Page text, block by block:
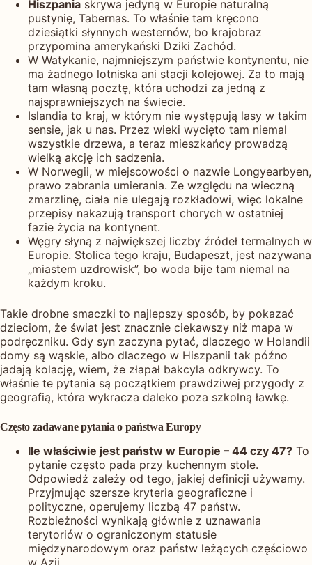
Hiszpania skrywa jedyną w Europie naturalną
pustynię, Tabernas. To właśnie tam kręcono
dziesiątki słynnych westernów, bo krajobraz
przypomina amerykański Dziki Zachód.
W Watykanie, najmniejszym państwie kontynentu, nie
ma żadnego lotniska ani stacji kolejowej. Za to mają
tam własną pocztę, która uchodzi za jedną z
najsprawniejszych na świecie.
Islandia to kraj, w którym nie występują lasy w takim
sensie, jak u nas. Przez wieki wycięto tam niemal
wszystkie drzewa, a teraz mieszkańcy prowadzą
wielką akcję ich sadzenia.
W Norwegii, w miejscowości o nazwie Longyearbyen,
prawo zabrania umierania. Ze względu na wieczną
zmarzlinę, ciała nie ulegają rozkładowi, więc lokalne
przepisy nakazują transport chorych w ostatniej
fazie życia na kontynent.
Węgry słyną z największej liczby źródeł termalnych w
Europie. Stolica tego kraju, Budapeszt, jest nazywana
„miastem uzdrowisk”, bo woda bije tam niemal na
każdym kroku.
Takie drobne smaczki to najlepszy sposób, by pokazać
dzieciom, że świat jest znacznie ciekawszy niż mapa w
podręczniku. Gdy syn zaczyna pytać, dlaczego w Holandii
domy są wąskie, albo dlaczego w Hiszpanii tak późno
jadają kolację, wiem, że złapał bakcyla odkrywcy. To
właśnie te pytania są początkiem prawdziwej przygody z
geografią, która wykracza daleko poza szkolną ławkę.
Często zadawane pytania o państwa Europy
Ile właściwie jest państw w Europie – 44 czy 47? To
pytanie często pada przy kuchennym stole.
Odpowiedź zależy od tego, jakiej definicji używamy.
Przyjmując szersze kryteria geograficzne i
polityczne, operujemy liczbą 47 państw.
Rozbieżności wynikają głównie z uznawania
terytoriów o ograniczonym statusie
międzynarodowym oraz państw leżących częściowo